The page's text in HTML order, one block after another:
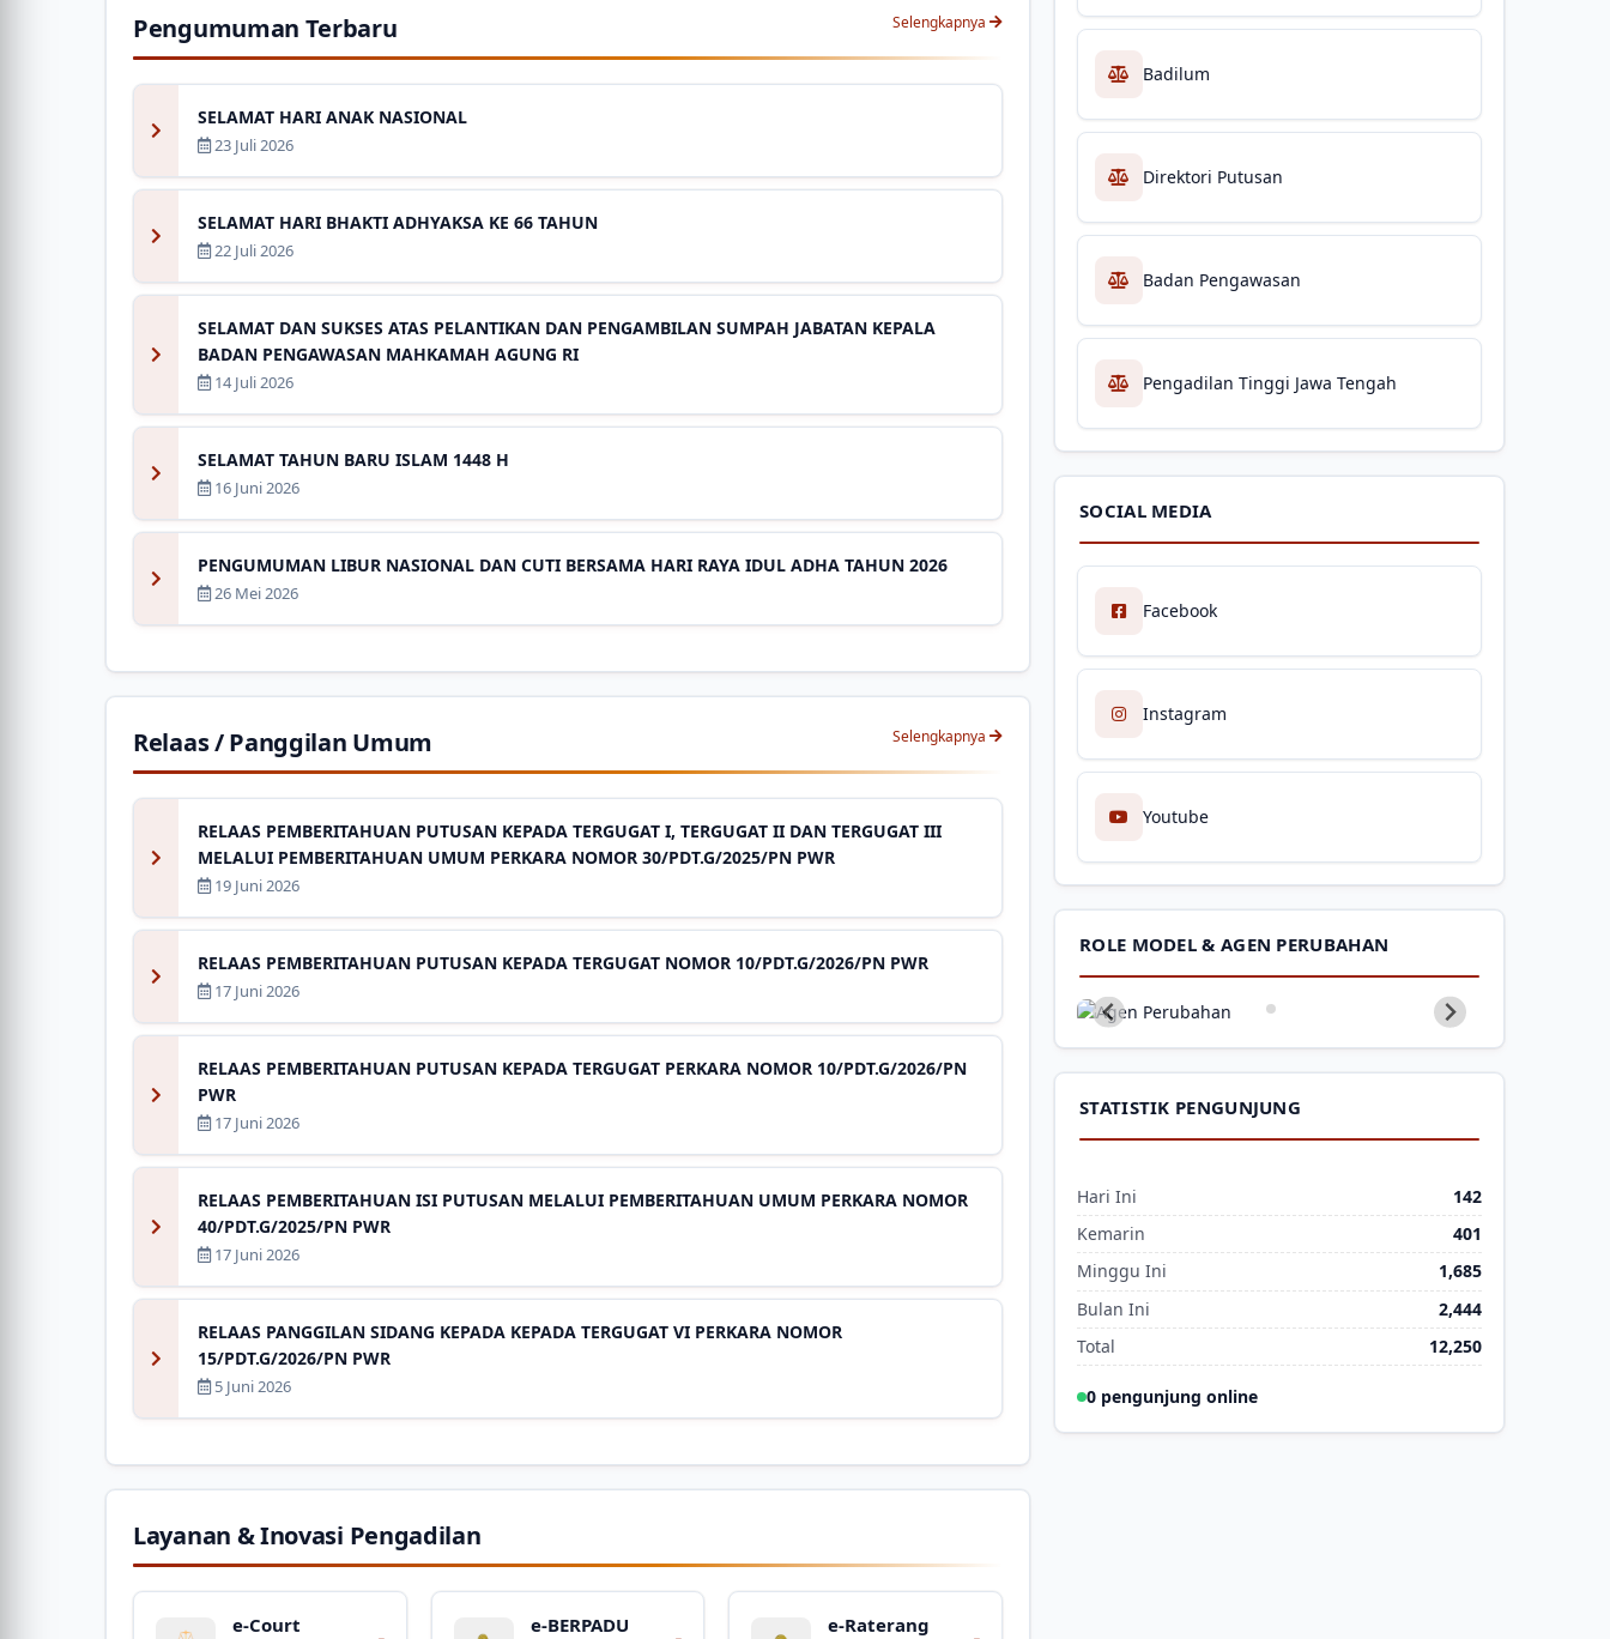
Pengumuman Terbaru Selengkapnya
SELAMAT HARI ANAK NASIONAL
23 Juli 2026
SELAMAT HARI BHAKTI ADHYAKSA KE 66 TAHUN
22 Juli 2026
SELAMAT DAN SUKSES ATAS PELANTIKAN DAN PENGAMBILAN SUMPAH JABATAN KEPALA
BADAN PENGAWASAN MAHKAMAH AGUNG RI
14 Juli 2026
SELAMAT TAHUN BARU ISLAM 1448 H
16 Juni 2026
PENGUMUMAN LIBUR NASIONAL DAN CUTI BERSAMA HARI RAYA IDUL ADHA TAHUN 2026
26 Mei 2026
Relaas / Panggilan Umum Selengkapnya
RELAAS PEMBERITAHUAN PUTUSAN KEPADA TERGUGAT I, TERGUGAT II DAN TERGUGAT III
MELALUI PEMBERITAHUAN UMUM PERKARA NOMOR 30/PDT.G/2025/PN PWR
19 Juni 2026
RELAAS PEMBERITAHUAN PUTUSAN KEPADA TERGUGAT NOMOR 10/PDT.G/2026/PN PWR
17 Juni 2026
RELAAS PEMBERITAHUAN PUTUSAN KEPADA TERGUGAT PERKARA NOMOR 10/PDT.G/2026/PN
PWR
17 Juni 2026
RELAAS PEMBERITAHUAN ISI PUTUSAN MELALUI PEMBERITAHUAN UMUM PERKARA NOMOR
40/PDT.G/2025/PN PWR
17 Juni 2026
RELAAS PANGGILAN SIDANG KEPADA KEPADA TERGUGAT VI PERKARA NOMOR
15/PDT.G/2026/PN PWR
5 Juni 2026
Layanan & Inovasi Pengadilan
e-Court e-BERPADU e-Raterang
Badilum
Direktori Putusan
Badan Pengawasan
Pengadilan Tinggi Jawa Tengah
SOCIAL MEDIA
Facebook
Instagram
Youtube
ROLE MODEL & AGEN PERUBAHAN
STATISTIK PENGUNJUNG
Hari Ini
142
Kemarin
401
Minggu Ini
1,685
Bulan Ini
2,444
Total
12,250
0 pengunjung online